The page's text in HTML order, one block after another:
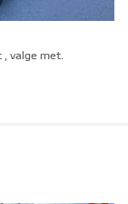
, valge met.